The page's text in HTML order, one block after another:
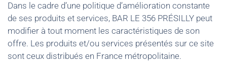
Dans le cadre d’une politique d’amélioration constante
de ses produits et services, BAR LE 356 PRÉSILLY peut
modifier à tout moment les caractéristiques de son
offre. Les produits et/ou services présentés sur ce site
sont ceux distribués en France métropolitaine.